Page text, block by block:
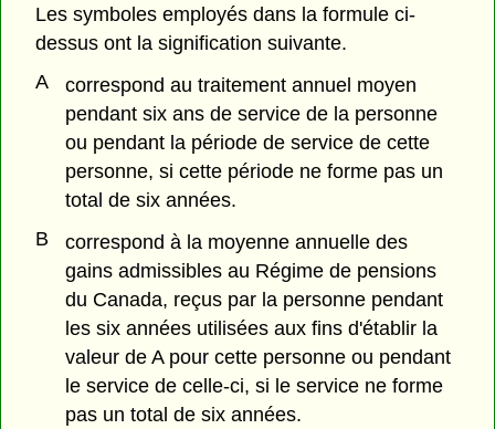
Les symboles employés dans la formule ci-
dessus ont la signification suivante.
A
correspond au traitement annuel moyen
pendant six ans de service de la personne
ou pendant la période de service de cette
personne, si cette période ne forme pas un
total de six années.
B
correspond à la moyenne annuelle des
gains admissibles au Régime de pensions
du Canada, reçus par la personne pendant
les six années utilisées aux fins d'établir la
valeur de A pour cette personne ou pendant
le service de celle-ci, si le service ne forme
pas un total de six années.